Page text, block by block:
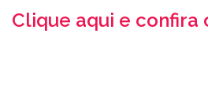
Clique aqui e confira